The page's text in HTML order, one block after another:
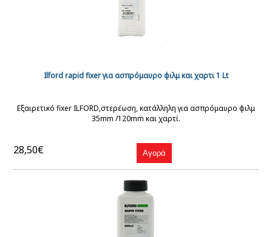
Ilford rapid fixer για ασπρόμαυρο φιλμ και χαρτι 1 Lt
Εξαιρετικό fixer ILFORD,στερέωση, κατάλληλη για ασπρόμαυρο φιλμ
35mm /120mm και χαρτί.
28,50€